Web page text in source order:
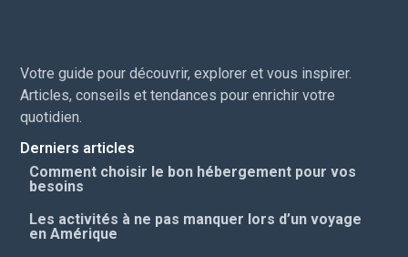
Votre guide pour découvrir, explorer et vous inspirer.
Articles, conseils et tendances pour enrichir votre
quotidien.
Derniers articles
Comment choisir le bon hébergement pour vos
besoins
Les activités à ne pas manquer lors d’un voyage
en Amérique